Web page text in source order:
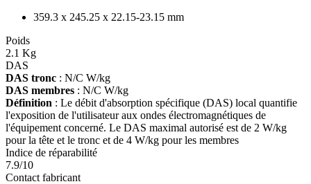
359.3 x 245.25 x 22.15-23.15 mm
Poids
2.1 Kg
DAS
DAS tronc : N/C W/kg
DAS membres : N/C W/kg
Définition : Le débit d'absorption spécifique (DAS) local quantifie
l'exposition de l'utilisateur aux ondes électromagnétiques de
l'équipement concerné. Le DAS maximal autorisé est de 2 W/kg
pour la tête et le tronc et de 4 W/kg pour les membres
Indice de réparabilité
7.9/10
Contact fabricant